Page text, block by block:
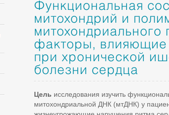
Функциональная
митохондрий и
митохондриального
факторы, влияющие
при хронической
болезни сердца
Цель исследования изучить
митохондриальной ДНК (мтДНК) у